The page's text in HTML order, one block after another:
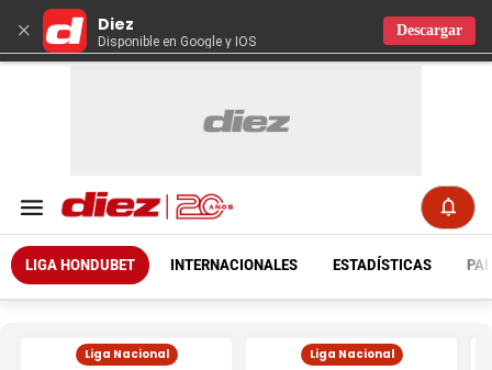
× Diez
Disponible en Google y IOS
Descargar
LIGA HONDUBET INTERNACIONALES ESTADÍSTICAS
Liga Nacional Liga Nacional